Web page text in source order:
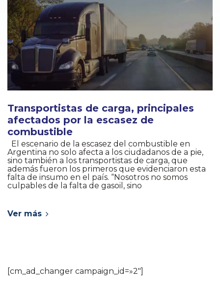
Transportistas de carga, principales
afectados por la escasez de
combustible
El escenario de la escasez del combustible en
Argentina no solo afecta a los ciudadanos de a pie,
sino también a los transportistas de carga, que
además fueron los primeros que evidenciaron esta
falta de insumo en el país. “Nosotros no somos
culpables de la falta de gasoil, sino
Ver más
[cm_ad_changer campaign_id=»2″]